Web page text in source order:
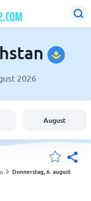
2026
August
Donnerstag, 6. august